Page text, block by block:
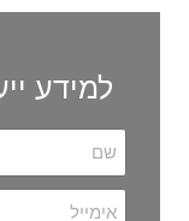
למידע